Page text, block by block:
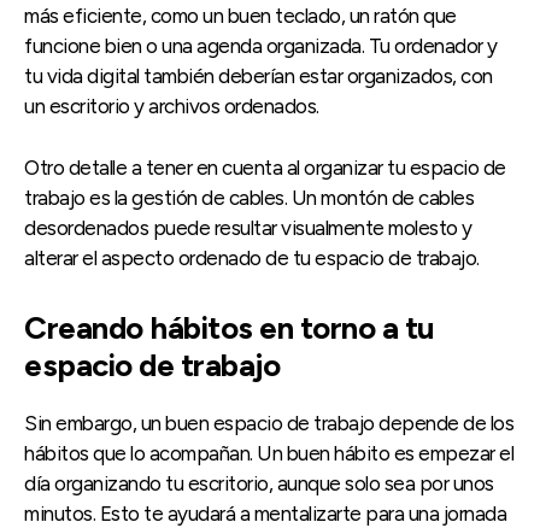
más eficiente, como un buen teclado, un ratón que
funcione bien o una agenda organizada. Tu ordenador y
tu vida digital también deberían estar organizados, con
un escritorio y archivos ordenados.
Otro detalle a tener en cuenta al organizar tu espacio de
trabajo es la gestión de cables. Un montón de cables
desordenados puede resultar visualmente molesto y
alterar el aspecto ordenado de tu espacio de trabajo.
Creando hábitos en torno a tu
espacio de trabajo
Sin embargo, un buen espacio de trabajo depende de los
hábitos que lo acompañan. Un buen hábito es empezar el
día organizando tu escritorio, aunque solo sea por unos
minutos. Esto te ayudará a mentalizarte para una jornada